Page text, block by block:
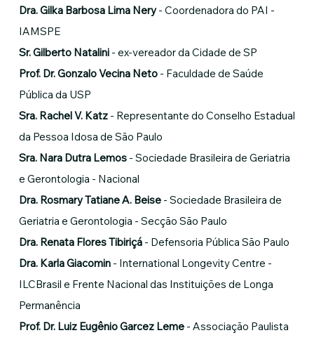
Dra. Gilka Barbosa Lima Nery- Coordenadora do PAI -
IAMSPE
Sr. Gilberto Natalini - ex-vereador da Cidade de SP
Prof. Dr. Gonzalo Vecina Neto - Faculdade de Saúde
Pública da USP
Sra. Rachel V. Katz - Representante do Conselho Estadual
da Pessoa Idosa de São Paulo
Sra. Nara Dutra Lemos - Sociedade Brasileira de Geriatria
e Gerontologia - Nacional
Dra. Rosmary Tatiane A. Beise - Sociedade Brasileira de
Geriatria e Gerontologia - Secção São Paulo
Dra. Renata Flores Tibiriçá - Defensoria Pública São Paulo
Dra. Karla Giacomin - International Longevity Centre -
ILCBrasil e Frente Nacional das Instituições de Longa
Permanência
Prof. Dr. Luiz Eugênio Garcez Leme - Associação Paulista